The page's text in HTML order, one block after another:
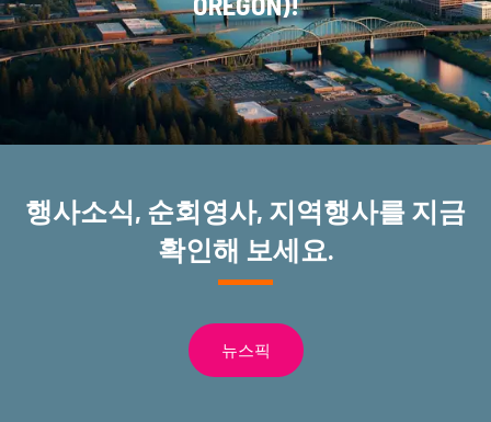
행사소식, 순회영사, 지역행사를 지금
확인해 보세요.
뉴스픽